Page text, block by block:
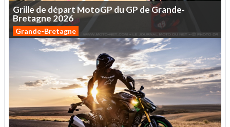
Grille de départ MotoGP duGPdeGrande-
Bretagne 2026
Grande-Bretagne